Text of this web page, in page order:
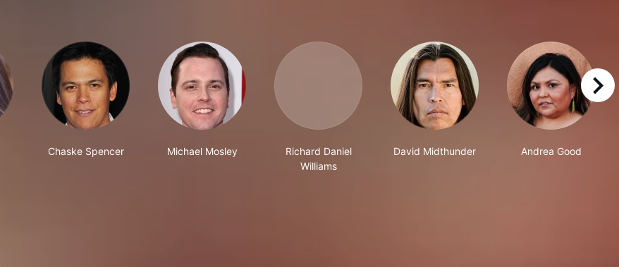
Chaske Spencer Michael Mosley
Richard Daniel
Williams
David Midthunder Andrea Good
right